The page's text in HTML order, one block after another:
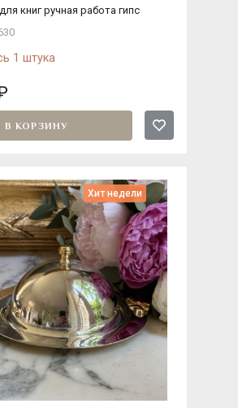
книг ручная работа гипс
1 штука
В КОРЗИНУ
Хит недели